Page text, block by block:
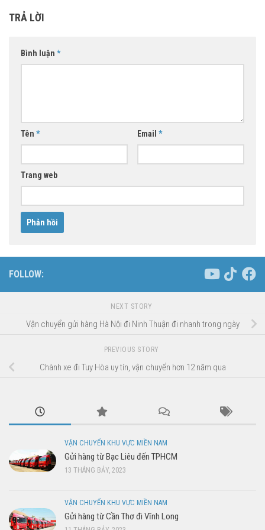
TRẢ LỜI
Bình luận *
Tên * Email *
Trang web
FOLLOW:
NEXT STORY
Vận chuyển gửi hàng Hà Nội đi Ninh Thuận đi nhanh trong ngày
PREVIOUS STORY
Chành xe đi Tuy Hòa uy tín, vận chuyển hơn 12 năm qua
VẬN CHUYỂN KHU VỰC MIỀN NAM
Gửi hàng từ Bạc Liêu đến TPHCM
13 THÁNG BẢY, 2023
VẬN CHUYỂN KHU VỰC MIỀN NAM
Gửi hàng từ Cần Thơ đi Vĩnh Long